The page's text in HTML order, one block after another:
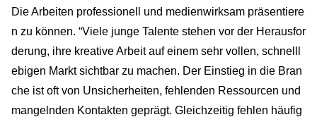
Die Arbeiten professionell und medienwirksam präsentiere
n zu können. “Viele junge Talente stehen vor der Herausfor
derung, ihre kreative Arbeit auf einem sehr vollen, schnelll
ebigen Markt sichtbar zu machen. Der Einstieg in die Bran
che ist oft von Unsicherheiten, fehlenden Ressourcen und
mangelnden Kontakten geprägt. Gleichzeitig fehlen häufig